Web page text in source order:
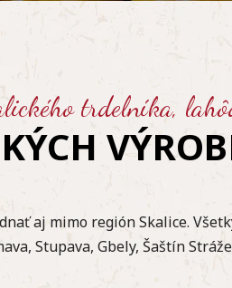
trdelníka,
aj mimo región Skalice.
Stupava, Gbely, Šaštín